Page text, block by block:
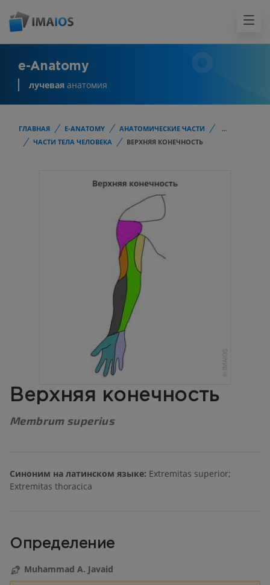
e-Anatomy
лучевая анатомия
ГЛАВНАЯ E-ANATOMY АНАТОМИЧЕСКИЕ ЧАСТИ
...
ЧАСТИ ТЕЛА ЧЕЛОВЕКА
ВЕРХНЯЯ КОНЕЧНОСТЬ
Верхняя конечность
Membrum superius
Синоним на латинском языке: Extremitas superior;
Extremitas thoracica
Определение
Muhammad A. Javaid